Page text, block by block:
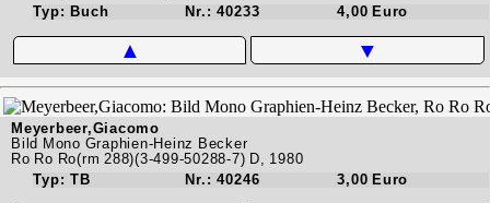
Typ: Buch
Nr.: 40233 4,00 Euro
▲ ▼
Meyerbeer,Giacomo
Bild Mono Graphien-Heinz Becker
Ro Ro Ro(rm 288)(3-499-50288-7) D, 1980
Typ: TB
Nr.: 40246 3,00 Euro